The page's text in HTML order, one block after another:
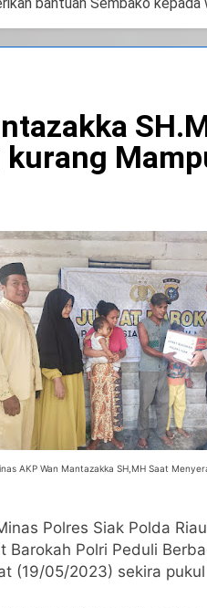
bantuan Sembako kepada
kurang
AKP Wan Mantazakka SH,MH Saat
Polres Siak Polda
Polri Peduli
(19/05/2023) sekira